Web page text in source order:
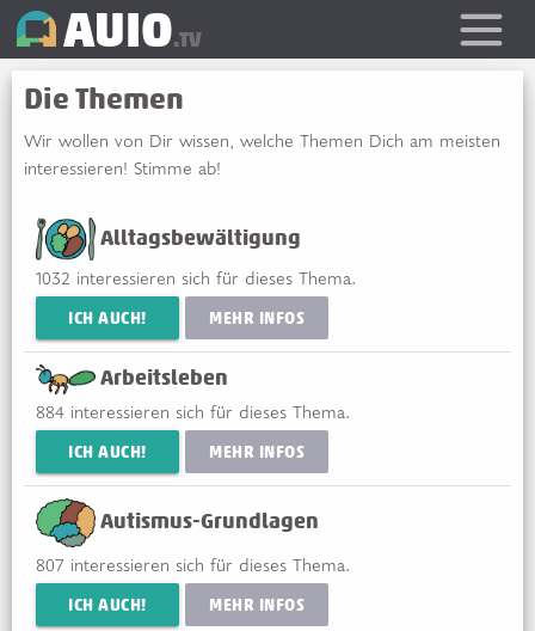
AUIO.TV
Die Themen
Wir wollen von Dir wissen, welche Themen Dich am meisten
interessieren! Stimme ab!
Alltagsbewältigung
1032 interessieren sich für dieses Thema.
ICH AUCH! MEHR INFOS
Arbeitsleben
884 interessieren sich für dieses Thema.
ICH AUCH! MEHR INFOS
Autismus-Grundlagen
807 interessieren sich für dieses Thema.
ICH AUCH! MEHR INFOS